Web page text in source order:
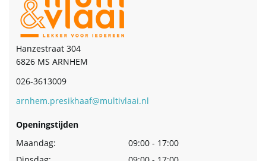
Hanzestraat 304
6826 MS ARNHEM
026-3613009
arnhem.presikhaaf@multivlaai.nl
Openingstijden
Maandag:
09:00 - 17:00